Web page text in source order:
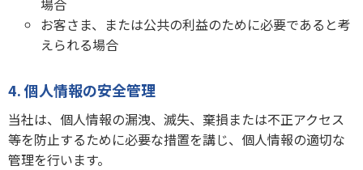
場合
お客さま、または公共の利益のために必要であると考
えられる場合
4. 個人情報の安全管理
当社は、個人情報の漏洩、滅失、棄損または不正アクセス
等を防止するために必要な措置を講じ、個人情報の適切な
管理を行います。